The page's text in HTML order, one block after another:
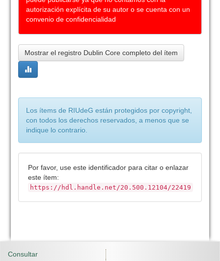
autorización explícita de su autor o se cuenta con un
convenio de confidencialidad
Mostrar el registro Dublin Core completo del ítem
Los ítems de RIUdeG están protegidos por copyright,
con todos los derechos reservados, a menos que se
indique lo contrario.
Por favor, use este identificador para citar o enlazar
este ítem:
https://hdl.handle.net/20.500.12104/22419
Consultar